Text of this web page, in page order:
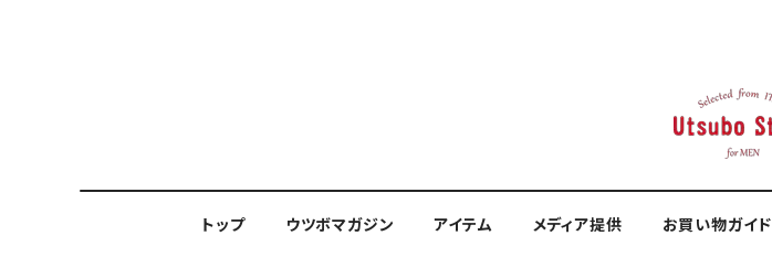
トップ ウツボマガジン アイテム メディア提供 お買い物ガイド